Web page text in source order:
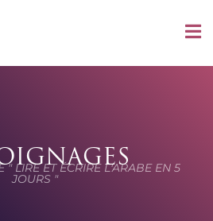
" LIRE ET ÉCRIRE L'ARABE EN 5
JOURS "